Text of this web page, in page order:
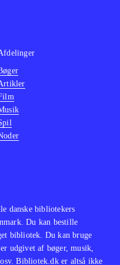
spillene
så er her
kan
af let
som
bl.a.
.
danske bibliotekers
Du kan bestille
bibliotek. Du kan bruge
udgivet af bøger, musik,
Bibliotek.dk er altså ikke